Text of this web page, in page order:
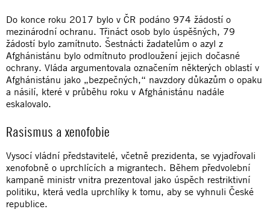
Do konce roku 2017 bylo v ČR podáno 974 žádostí o
mezinárodní ochranu. Třináct osob bylo úspěšných, 79
žádostí bylo zamítnuto. Šestnácti žadatelům o azyl z
Afghánistánu bylo odmítnuto prodloužení jejich dočasné
ochrany. Vláda argumentovala označením některých oblastí v
Afghánistánu jako „bezpečných,“ navzdory důkazům o opaku
a násilí, které v průběhu roku v Afghánistánu nadále
eskalovalo.
Rasismus a xenofobie
Vysocí vládní představitelé, včetně prezidenta, se vyjadřovali
xenofobně o uprchlících a migrantech. Během předvolební
kampaně ministr vnitra prezentoval jako úspěch restriktivní
politiku, která vedla uprchlíky k tomu, aby se vyhnuli České
republice.